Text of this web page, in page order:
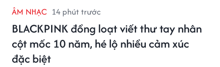
ÂM NHẠC 14 phút trước
BLACKPINK đồng loạt viết thư tay nhân
cột mốc 10 năm, hé lộ nhiều cảm xúc
đặc biệt